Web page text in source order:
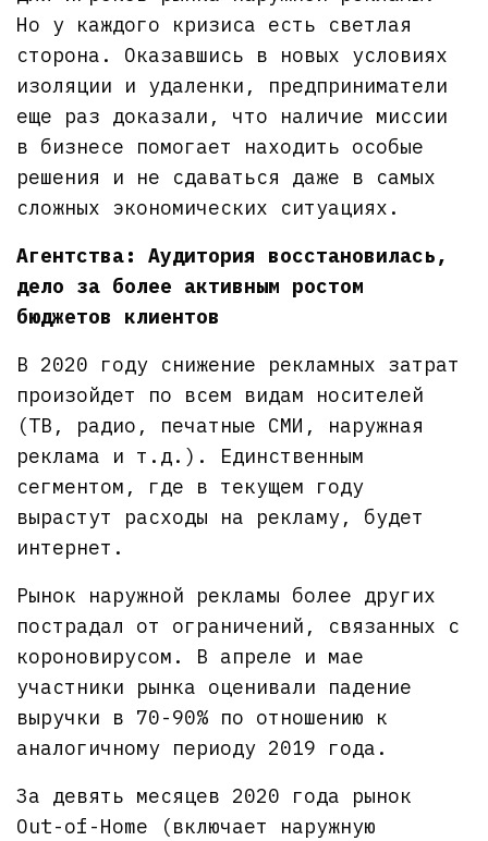
Но у каждого кризиса есть светлая
сторона. Оказавшись в новых условиях
изоляции и удаленки, предприниматели
еще раз доказали, что наличие миссии
в бизнесе помогает находить особые
решения и не сдаваться даже в самых
сложных экономических ситуациях.
Агентства: Аудитория восстановилась,
дело за более активным ростом
бюджетов клиентов
В 2020 году снижение рекламных затрат
произойдет по всем видам носителей
(ТВ, радио, печатные СМИ, наружная
реклама и т.д.). Единственным
сегментом, где в текущем году
вырастут расходы на рекламу, будет
интернет.
Рынок наружной рекламы более других
пострадал от ограничений, связанных с
короновирусом. В апреле и мае
участники рынка оценивали падение
выручки в 70-90% по отношению к
аналогичному периоду 2019 года.
За девять месяцев 2020 года рынок
Out-of-Home (включает наружную